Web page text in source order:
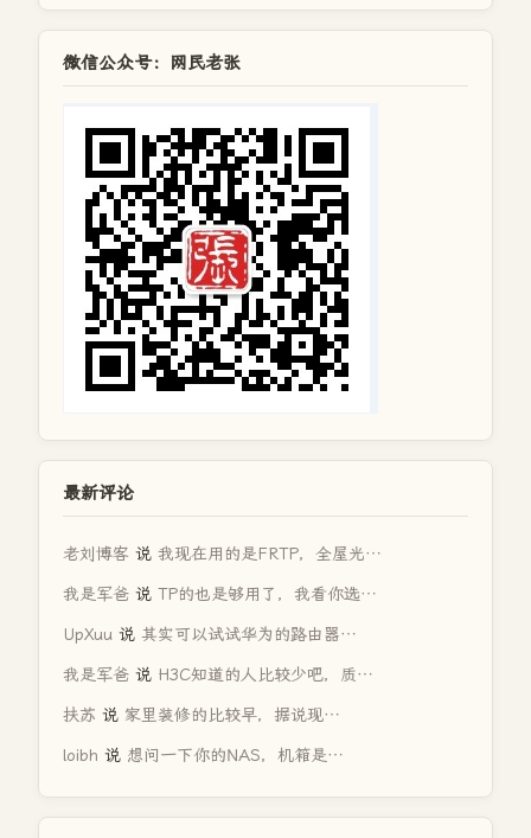
微信公众号：网民老张
最新评论
老刘博客 说 我现在用的是FRTP，全屋光…
我是军爸 说 TP的也是够用了，我看你选…
UpXuu 说 其实可以试试华为的路由器…
我是军爸 说 H3C知道的人比较少吧，质…
扶苏 说 家里装修的比较早，据说现…
loibh 说 想问一下你的NAS，机箱是…